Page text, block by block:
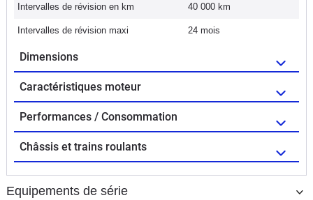
Intervalles de révision en km
40 000 km
Intervalles de révision maxi 24 mois
Dimensions
Caractéristiques moteur
Performances / Consommation
Châssis et trains roulants
Equipements de série